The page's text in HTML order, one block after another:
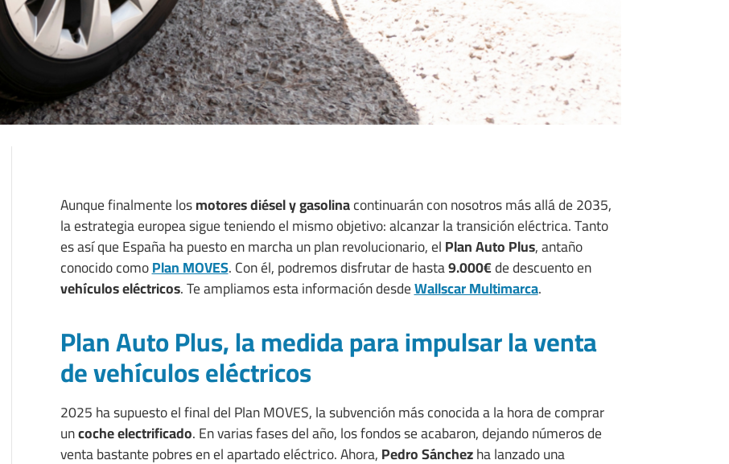
Aunque finalmente losmotores diésel y gasolinacontinuarán con nosotros más allá de 2035,
la estrategia europea sigue teniendo el mismo objetivo: alcanzar la transición eléctrica. Tanto
es así que España ha puesto en marcha un plan revolucionario, elPlan Auto Plus, antaño
conocido comoPlan MOVES. Con él, podremos disfrutar de hasta9.000€de descuento en
vehículos eléctricos. Te ampliamos esta información desdeWallscar Multimarca.
Plan Auto Plus, la medida para impulsar la venta
de vehículos eléctricos
2025 ha supuesto el final del Plan MOVES, la subvención más conocida a la hora de comprar
uncoche electrificado. En varias fases del año, los fondos se acabaron, dejando números de
venta bastante pobres en el apartado eléctrico. Ahora,Pedro Sánchezha lanzado una